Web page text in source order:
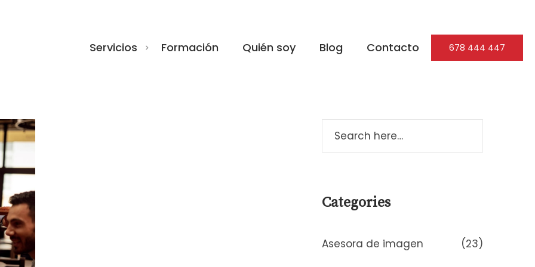
Servicios Formación Quién soy Blog Contacto 678 444 447
Categories
Asesora de imagen (23)